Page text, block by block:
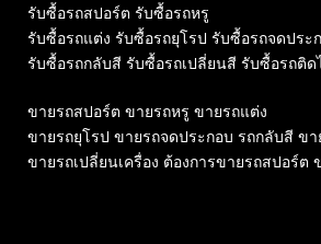
รับซื้อรถสปอร์ต รับซื้อรถหรู
รับซื้อรถแต่ง รับซื้อรถยุโรป รับซื้อรถจดประ
รับซื้อรถกลับสี รับซื้อรถเปลี่ยนสี รับซื้อรถติ
ขายรถสปอร์ต ขายรถหรู ขายรถแต่ง
ขายรถยุโรป ขายรถจดประกอบ รถกลับสี ขา
ขายรถเปลี่ยนเครื่อง ต้องการขายรถสปอร์